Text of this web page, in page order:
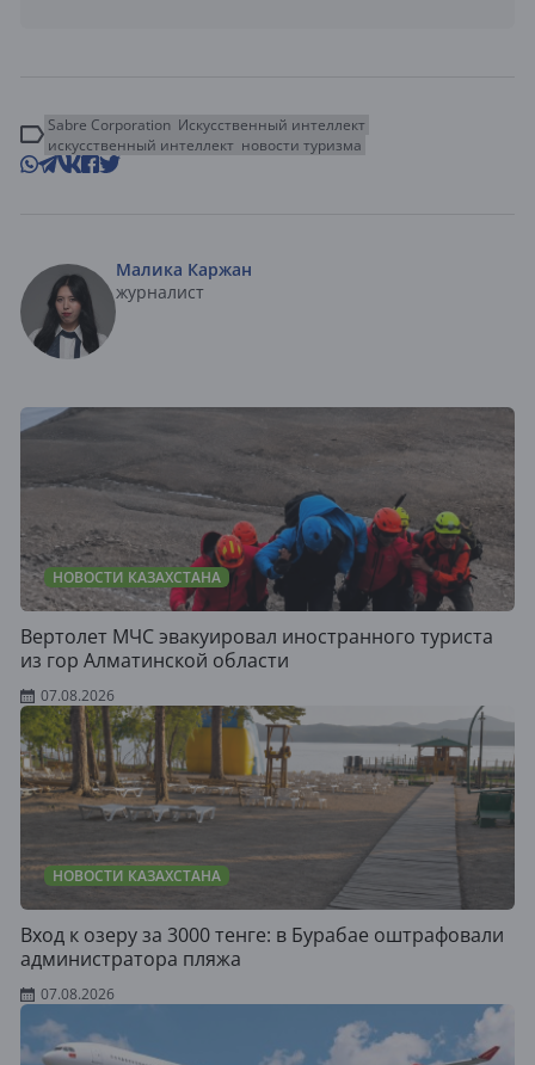
Sabre Corporation Искусственный интеллект
искусственный интеллект новости туризма
Малика Каржан
журналист
НОВОСТИ КАЗАХСТАНА
Вертолет МЧС эвакуировал иностранного туриста
из гор Алматинской области
07.08.2026
НОВОСТИ КАЗАХСТАНА
Вход к озеру за 3000 тенге: в Бурабае оштрафовали
администратора пляжа
07.08.2026